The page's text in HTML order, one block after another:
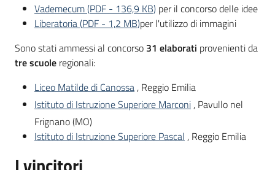
Vademecum(PDF - 136,9 KB) per il concorso delle idee
Liberatoria(PDF - 1,2 MB)per l'utilizzo di immagini
Sono stati ammessi al concorso 31 elaborati provenienti da
tre scuole regionali:
Liceo Matilde di Canossa , Reggio Emilia
Istituto di Istruzione Superiore Marconi , Pavullo nel
Frignano (MO)
Istituto di Istruzione Superiore Pascal , Reggio Emilia